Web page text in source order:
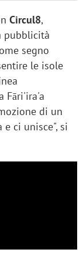
Circul8,
pubblicità
segno
le isole
Fāri'ira'a
di un
ci unisce", si